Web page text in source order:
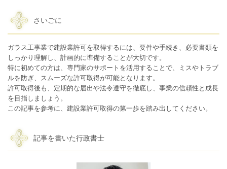
さいごに
ガラス工事業で建設業許可を取得するには、要件や手続き、必要書類を
しっかり理解し、計画的に準備することが大切です。
特に初めての方は、専門家のサポートを活用することで、ミスやトラブ
ルを防ぎ、スムーズな許可取得が可能となります。
許可取得後も、定期的な届出や法令遵守を徹底し、事業の信頼性と成長
を目指しましょう。
この記事を参考に、建設業許可取得の第一歩を踏み出してください。
記事を書いた行政書士